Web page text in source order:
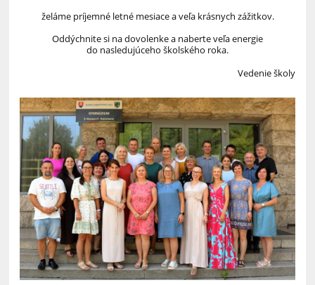
želáme príjemné letné mesiace a veľa krásnych zážitkov.
Oddýchnite si na dovolenke a naberte veľa energie
do nasledujúceho školského roka.
Vedenie školy